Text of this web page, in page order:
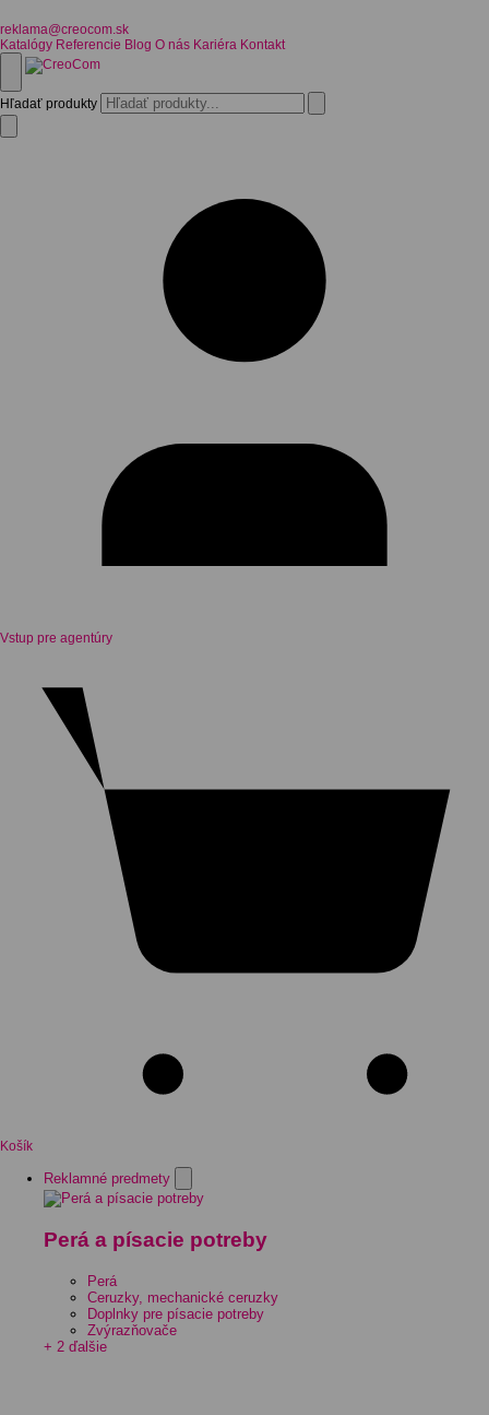
reklama@creocom.sk
Katalógy Referencie Blog O nás Kariéra Kontakt
Hľadať produkty
Vstup pre agentúry
Košík
Reklamné predmety
Perá a písacie potreby
Perá
Ceruzky, mechanické ceruzky
Doplnky pre písacie potreby
Zvýrazňovače
+ 2 ďalšie